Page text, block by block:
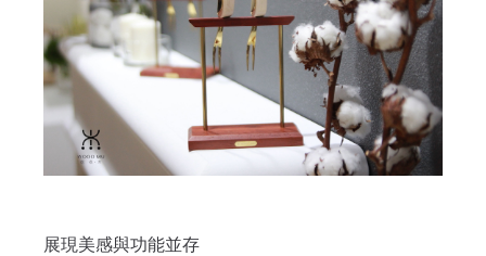
登 入
忘記密碼？
建立專屬帳號
展現美感與功能並存